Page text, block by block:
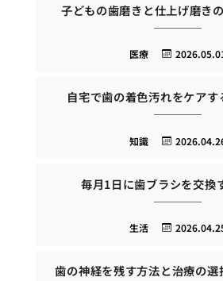
子どもの歯磨きと仕上げ磨き
医療
自宅で歯の着色汚れをケアす
知識
毎月1日に歯ブラシを交換
生活
歯の神経を残す方法と治療の選